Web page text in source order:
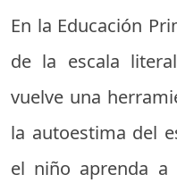
En la Educación
de la escala
vuelve una
la autoestima del
el niño aprenda a